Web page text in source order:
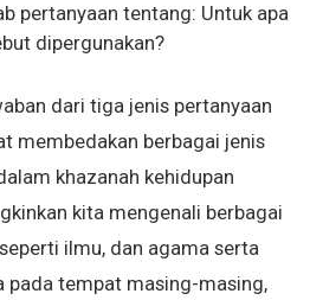
pertanyaan tentang: Untuk apa
dipergunakan?
dari tiga jenis pertanyaan
membedakan berbagai jenis
khazanah kehidupan
kita mengenali berbagai
ilmu, dan agama serta
pada tempat masing-masing,